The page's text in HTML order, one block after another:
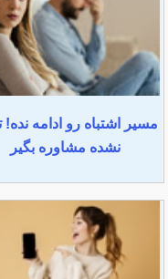
مسیر اشتباه رو ادامه نده!
نشده مشاوره بگیر